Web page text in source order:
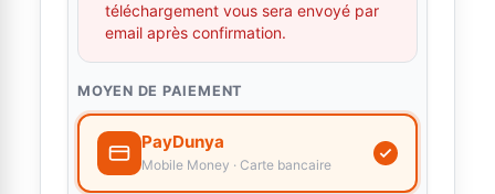
téléchargement vous sera envoyé par
email après confirmation.
MOYEN DE PAIEMENT
PayDunya
Mobile Money · Carte bancaire